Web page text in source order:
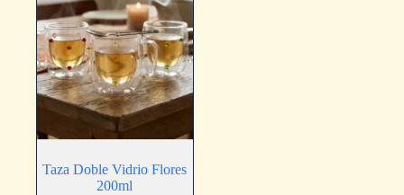
Taza Doble Vidrio Flores
200ml